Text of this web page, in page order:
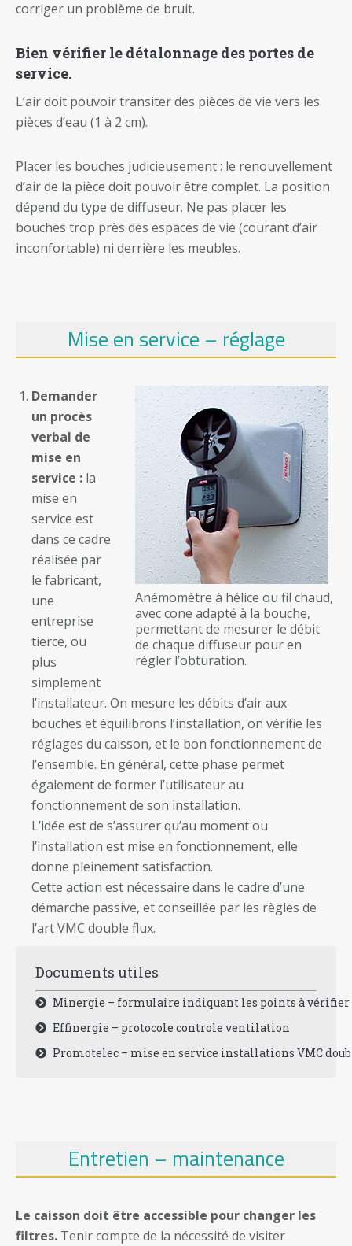
corriger un problème de bruit.
Bien vérifier le détalonnage des portes de
service.
L’air doit pouvoir transiter des pièces de vie vers les
pièces d’eau (1 à 2 cm).
Placer les bouches judicieusement : le renouvellement
d’air de la pièce doit pouvoir être complet. La position
dépend du type de diffuseur. Ne pas placer les
bouches trop près des espaces de vie (courant d’air
inconfortable) ni derrière les meubles.
Mise en service – réglage
Anémomètre à hélice ou fil chaud,
avec cone adapté à la bouche,
permettant de mesurer le débit
de chaque diffuseur pour en
régler l’obturation.
Demander
un procès
verbal de
mise en
service : la
mise en
service est
dans ce cadre
réalisée par
le fabricant,
une
entreprise
tierce, ou
plus
simplement
l’installateur. On mesure les débits d’air aux
bouches et équilibrons l’installation, on vérifie les
réglages du caisson, et le bon fonctionnement de
l’ensemble. En général, cette phase permet
également de former l’utilisateur au
fonctionnement de son installation.
L’idée est de s’assurer qu’au moment ou
l’installation est mise en fonctionnement, elle
donne pleinement satisfaction.
Cette action est nécessaire dans le cadre d’une
démarche passive, et conseillée par les règles de
l’art VMC double flux.
Documents utiles
Minergie – formulaire indiquant les points à vérifier
Effinergie – protocole controle ventilation
Promotelec – mise en service installations VMC
Entretien – maintenance
Le caisson doit être accessible pour changer les
filtres. Tenir compte de la nécessité de visiter